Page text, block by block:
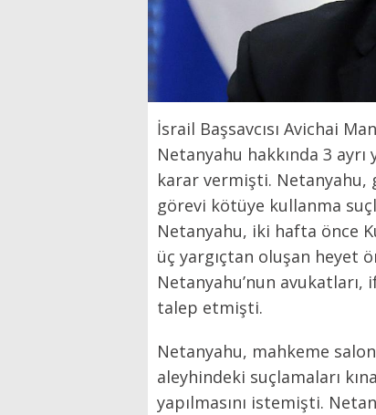
İsrail Başsavcısı Avichai
Netanyahu hakkında 3 ayrı
karar vermişti. Netanyahu,
görevi kötüye kullanma
Netanyahu, iki hafta önce
üç yargıçtan oluşan heyet
Netanyahu’nun avukatları,
talep etmişti.
Netanyahu, mahkeme
aleyhindeki suçlamaları
yapılmasını istemişti.